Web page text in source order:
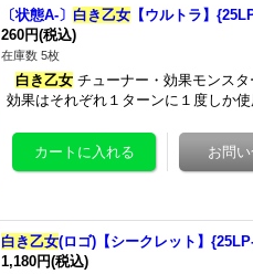
〔状態A-〕 白き乙女 【ウルトラ】
260円(税込)
在庫数 5枚
白き乙女 チューナー・効果モンス
効果はそれぞれ１ターンに１度しか
白き乙女(ロゴ)【シークレット】
1,180円(税込)